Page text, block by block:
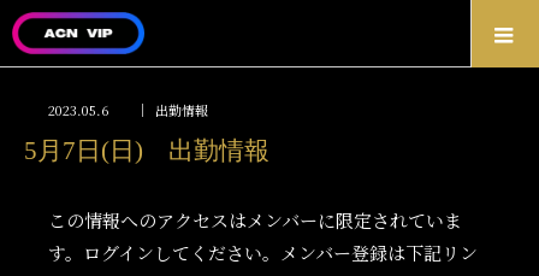
2023.05.6 出勤情報
5月7日(日) 出勤情報
この情報へのアクセスはメンバーに限定されていま
す。ログインしてください。メンバー登録は下記リン